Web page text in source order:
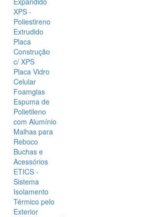
XPS -
Poliestireno
Extrudido
Placa
Construção
c/ XPS
Placa Vidro
Celular
Foamglas
Espuma de
Polietileno
com Alumínio
Malhas para
Reboco
Buchas e
Acessórios
ETICS -
Sistema
Isolamento
Térmico pelo
Exterior